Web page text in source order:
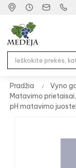
Pradžia
Vyno
Matavimo
pH matavimo